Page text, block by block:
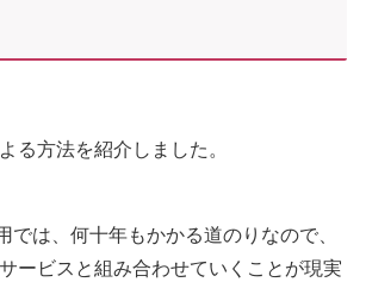
る方法を紹介しました。
では、何十年もかかる道のりなので、
ービスと組み合わせていくことが現実